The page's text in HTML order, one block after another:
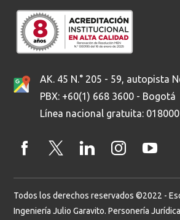
AK. 45 N.° 205 - 59, autopista
PBX: +60(1) 668 3600 - Bogotá
Línea nacional gratuita:
Todos los derechos reservados ©2022 -
Ingeniería Julio Garavito. Personería